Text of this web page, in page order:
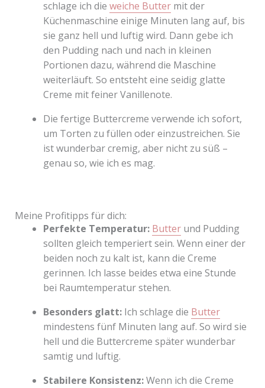
schlage ich die weiche Buttermit der
Küchenmaschine einige Minuten lang auf, bis
sie ganz hell und luftig wird. Dann gebe ich
den Pudding nach und nach in kleinen
Portionen dazu, während die Maschine
weiterläuft. So entsteht eine seidig glatte
Creme mit feiner Vanillenote.
Die fertige Buttercreme verwende ich sofort,
um Torten zu füllen oder einzustreichen. Sie
ist wunderbar cremig, aber nicht zu süß –
genau so, wie ich es mag.
Meine Profitipps für dich:
Perfekte Temperatur: Butterund Pudding
sollten gleich temperiert sein. Wenn einer der
beiden noch zu kalt ist, kann die Creme
gerinnen. Ich lasse beides etwa eine Stunde
bei Raumtemperatur stehen.
Besonders glatt: Ich schlage die Butter
mindestens fünf Minuten lang auf. So wird sie
hell und die Buttercreme später wunderbar
samtig und luftig.
Stabilere Konsistenz:Wenn ich die Creme